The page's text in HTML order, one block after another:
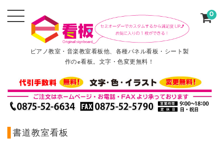
ピアノ教室・音楽教室看板他、各種パネル看板・シート製
作のe看板。文字・色変更無料！
0
書道教室看板